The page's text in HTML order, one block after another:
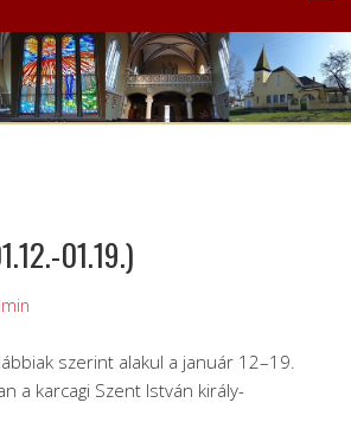
01.19.)
szerint alakul a január 12–19.
a karcagi Szent István király-